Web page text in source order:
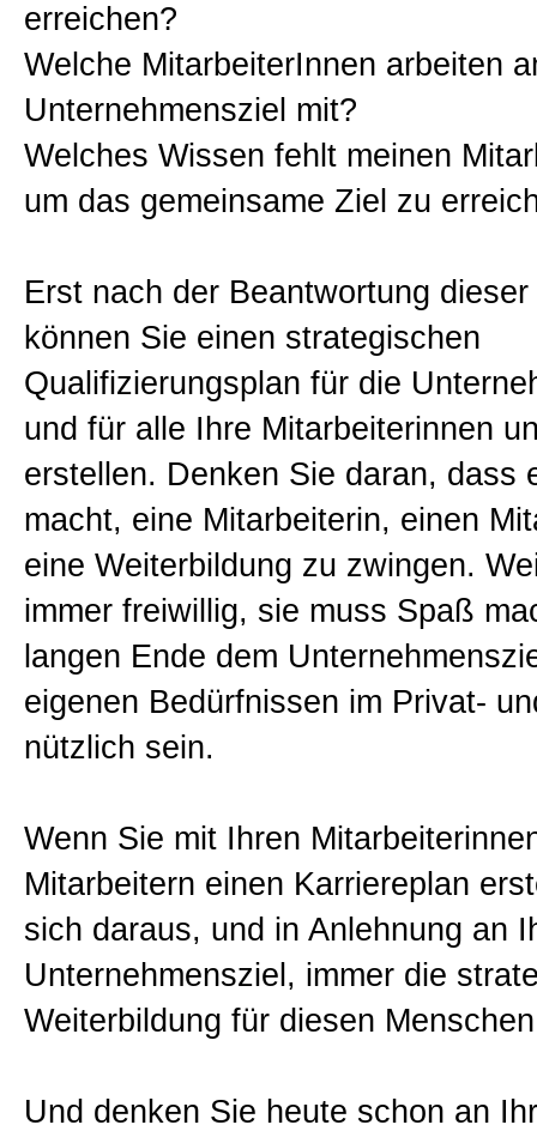
erreichen?
Welche MitarbeiterInnen arbeiten
Unternehmensziel mit?
Welches Wissen fehlt meinen
um das gemeinsame Ziel zu
Erst nach der Beantwortung
können Sie einen strategischen
Qualifizierungsplan für die
und für alle Ihre Mitarbeiterinnen
erstellen. Denken Sie daran, dass
macht, eine Mitarbeiterin, einen
eine Weiterbildung zu zwingen.
immer freiwillig, sie muss Spaß
langen Ende dem
eigenen Bedürfnissen im Privat-
nützlich sein.
Wenn Sie mit Ihren
Mitarbeitern einen Karriereplan
sich daraus, und in Anlehnung an
Unternehmensziel, immer die
Weiterbildung für diesen
Und denken Sie heute schon an